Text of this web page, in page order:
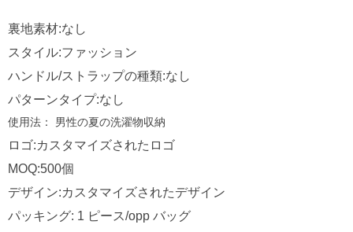
裏地素材:なし
スタイル:ファッション
ハンドル/ストラップの種類:なし
パターンタイプ:なし
使用法： 男性の夏の洗濯物収納
ロゴ:カスタマイズされたロゴ
MOQ:500個
デザイン:カスタマイズされたデザイン
パッキング: 1 ピース/opp バッグ